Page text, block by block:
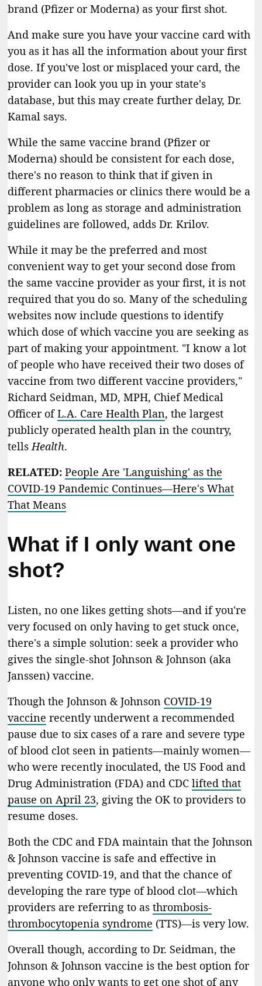
brand (Pfizer or Moderna) as your first shot.
And make sure you have your vaccine card with
you as it has all the information about your first
dose. If you've lost or misplaced your card, the
provider can look you up in your state's
database, but this may create further delay, Dr.
Kamal says.
While the same vaccine brand (Pfizer or
Moderna) should be consistent for each dose,
there's no reason to think that if given in
different pharmacies or clinics there would be a
problem as long as storage and administration
guidelines are followed, adds Dr. Krilov.
While it may be the preferred and most
convenient way to get your second dose from
the same vaccine provider as your first, it is not
required that you do so. Many of the scheduling
websites now include questions to identify
which dose of which vaccine you are seeking as
part of making your appointment. "I know a lot
of people who have received their two doses of
vaccine from two different vaccine providers,"
Richard Seidman, MD, MPH, Chief Medical
Officer ofL.A. Care Health Plan, the largest
publicly operated health plan in the country,
tellsHealth.
RELATED:People Are 'Languishing' as the
COVID-19 Pandemic Continues—Here's What
That Means
What if I only want one
shot?
Listen, no one likes getting shots—and if you're
very focused on only having to get stuck once,
there's a simple solution: seek a provider who
gives the single-shot Johnson & Johnson (aka
Janssen) vaccine.
Though the Johnson & Johnson COVID-19
vaccine recently underwent a recommended
pause due to six cases of a rare and severe type
of blood clot seen in patients—mainly women—
who were recently inoculated, the US Food and
Drug Administration (FDA) and CDClifted that
pause on April 23, giving the OK to providers to
resume doses.
Both the CDC and FDA maintain that the Johnson
& Johnson vaccine is safe and effective in
preventing COVID-19, and that the chance of
developing the rare type of blood clot—which
providers are referring to asthrombosis-
thrombocytopenia syndrome (TTS)—is very low.
Overall though, according to Dr. Seidman, the
Johnson & Johnson vaccine is the best option for
anyone who only wants to get one shot of any